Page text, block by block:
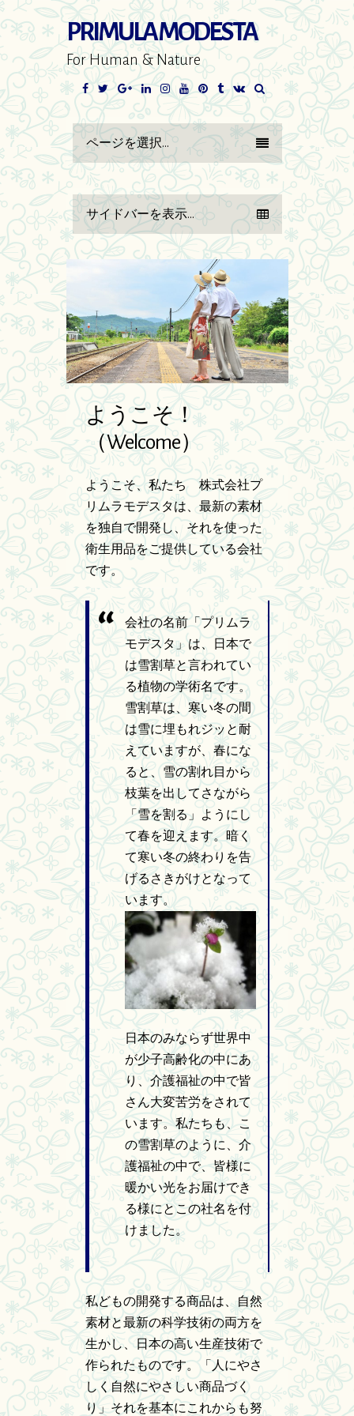
PRIMULA MODESTA
For Human & Nature
Facebook
TwitterGoogle+LinkedIn
InstagramYouTube
Pinterest
Tumblr
VK
ページを選択...
サイドバーを表示...
ようこそ！
（Welcome）
ようこそ、私たち 株式会社プ
リムラモデスタは、最新の素材
を独自で開発し、それを使った
衛生用品をご提供している会社
です。
会社の名前「プリムラ
モデスタ」は、日本で
は雪割草と言われてい
る植物の学術名です。
雪割草は、寒い冬の間
は雪に埋もれジッと耐
えていますが、春にな
ると、雪の割れ目から
枝葉を出してさながら
「雪を割る」ようにし
て春を迎えます。暗く
て寒い冬の終わりを告
げるさきがけとなって
います。
日本のみならず世界中
が少子高齢化の中にあ
り、介護福祉の中で皆
さん大変苦労をされて
います。私たちも、こ
の雪割草のように、介
護福祉の中で、皆様に
暖かい光をお届けでき
る様にとこの社名を付
けました。
私どもの開発する商品は、自然
素材と最新の科学技術の両方を
生かし、日本の高い生産技術で
作られたものです。「人にやさ
しく自然にやさしい商品づく
り」それを基本にこれからも努